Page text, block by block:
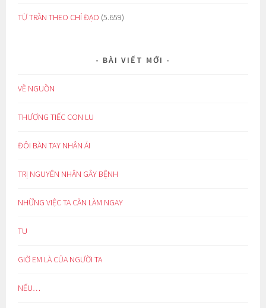
TỪ TRẦN THEO CHỈ ĐẠO (5.659)
BÀI VIẾT MỚI
VỀ NGUỒN
THƯƠNG TIẾC CON LU
ĐÔI BÀN TAY NHÂN ÁI
TRỊ NGUYÊN NHÂN GÂY BỆNH
NHỮNG VIỆC TA CẦN LÀM NGAY
TU
GIỜ EM LÀ CỦA NGƯỜI TA
NẾU…